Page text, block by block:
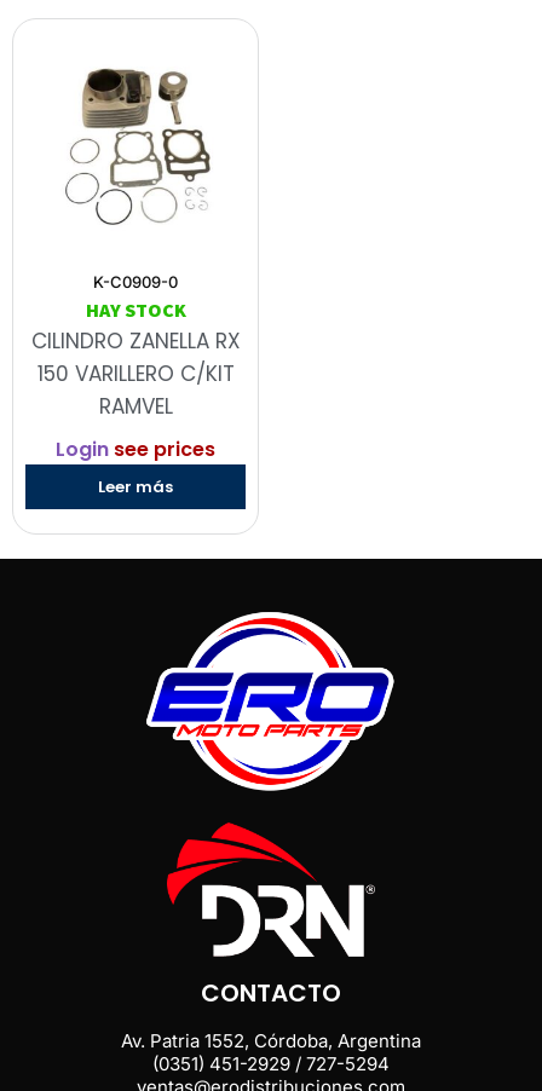
K-C0909-0
HAY STOCK
CILINDRO ZANELLA RX
150 VARILLERO C/KIT
RAMVEL
Login see prices
Leer más
CONTACTO
Av. Patria 1552, Córdoba, Argentina
(0351) 451-2929 / 727-5294
ventas@erodistribuciones.com